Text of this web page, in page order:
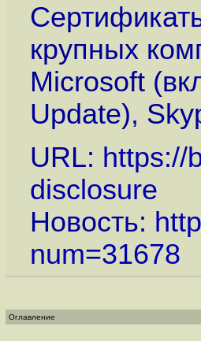
крупных
Microsoft
Update),
URL: https://
disclosure
Новость:
num=31678
Оглавление